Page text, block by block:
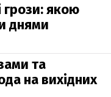
грози: якою
днями
та
на вихідних